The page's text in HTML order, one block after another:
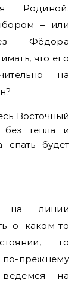
Родиной.
– или
Фёдора
что его
на
Восточный
без тепла и
будет
на линии
о каком-то
то
прежнему
на